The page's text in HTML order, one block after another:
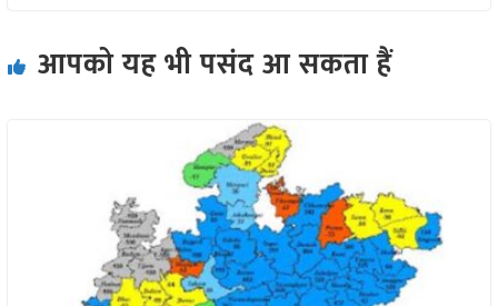
आपको यह भी पसंद आ सकता हैं